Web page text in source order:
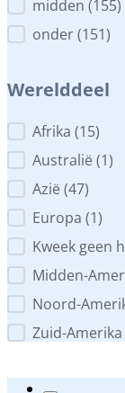
midden (155)
onder(151)
Werelddeel
Werelddeel
Afrika (15)
Australië (1)
Azië (47)
Europa (1)
Kweek geen
Midden-
Noord-
Zuid-Amerika